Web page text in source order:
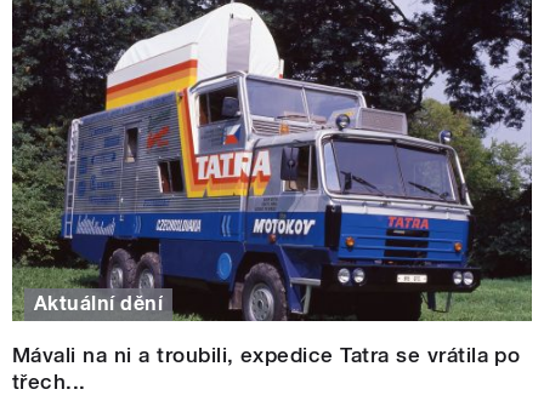
Aktuální dění
Mávali na ni a troubili, expedice Tatra se vrátila po
třech...